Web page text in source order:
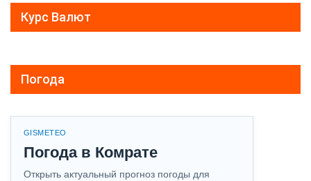
Курс Валют
Погода
GISMETEO
Погода в Комрате
Открыть актуальный прогноз погоды для